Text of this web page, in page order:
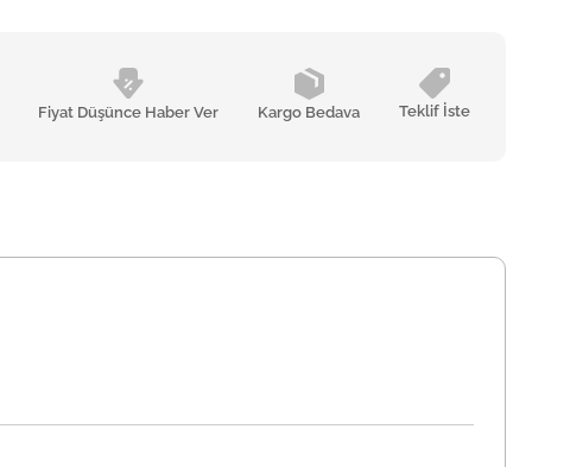
Fiyat Düşünce Haber Ver Kargo Bedava Teklif İste